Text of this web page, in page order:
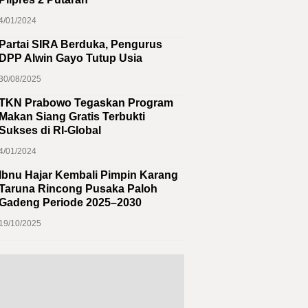
01/2024
Partai SIRA Berduka, Pengurus
DPP Alwin Gayo Tutup Usia
08/2025
Prabowo Tegaskan Program
Makan Siang Gratis Terbukti
di RI-Global
01/2024
Ibnu Hajar Kembali Pimpin Karang
Rincong Pusaka Paloh
Periode 2025–2030
19/10/2025